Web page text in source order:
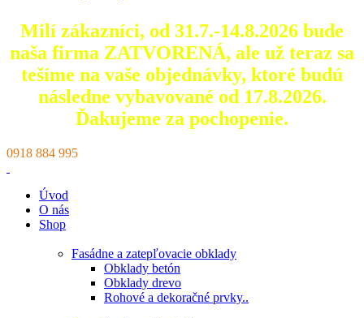
Milí zákazníci, od 31.7.-14.8.2026 bude
naša firma ZATVORENÁ, ale už teraz sa
tešíme na vaše objednávky, ktoré budú
následne vybavované od 17.8.2026.
Ďakujeme za pochopenie.
0918 884 995
Úvod
O nás
Shop
Fasádne a zatepľovacie obklady
Obklady betón
Obklady drevo
Rohové a dekoračné prvky..